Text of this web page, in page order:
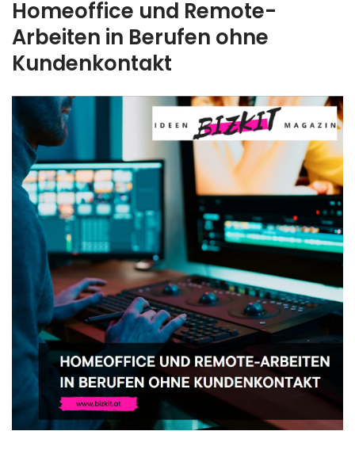
Homeoffice und Remote-
Arbeiten in Berufen ohne
Kundenkontakt